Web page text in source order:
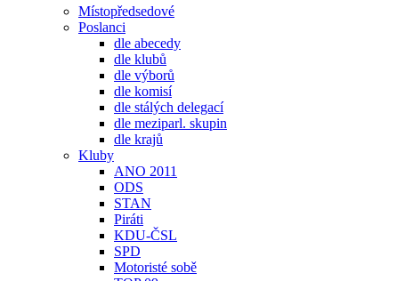
Místopředsedové
Poslanci
dle abecedy
dle klubů
dle výborů
dle komisí
dle stálých delegací
dle meziparl. skupin
dle krajů
Kluby
ANO 2011
ODS
STAN
Piráti
KDU-ČSL
SPD
Motoristé sobě